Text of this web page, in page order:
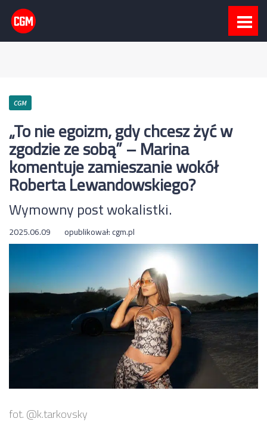
CGM
„To nie egoizm, gdy chcesz żyć w
zgodzie ze sobą” – Marina
komentuje zamieszanie wokół
Roberta Lewandowskiego?
Wymowny post wokalistki.
2025.06.09 opublikował:cgm.pl
fot. @k.tarkovsky